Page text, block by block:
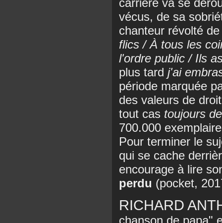
vécus, de sa
chanteur révolté
flics / À tous les
l'ordre public / Ils
plus tard j'ai
période marquée
des valeurs de
tout cas toujours
700.000
Pour terminer le
qui se cache
encourage à lire
perdu (pocket,
RICHARD
chanson de papa"